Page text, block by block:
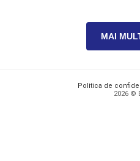
MAI
Politica de
2026 ©